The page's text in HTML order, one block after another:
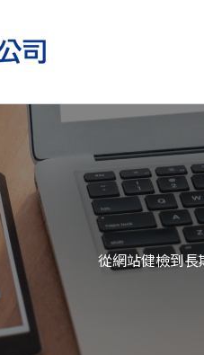
從網站健檢到